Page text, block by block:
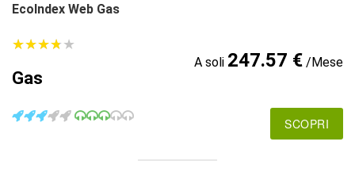
EcoIndex Web Gas
★★★★★
★★★★★
Gas
A soli 247.57 €/Mese
SCOPRI